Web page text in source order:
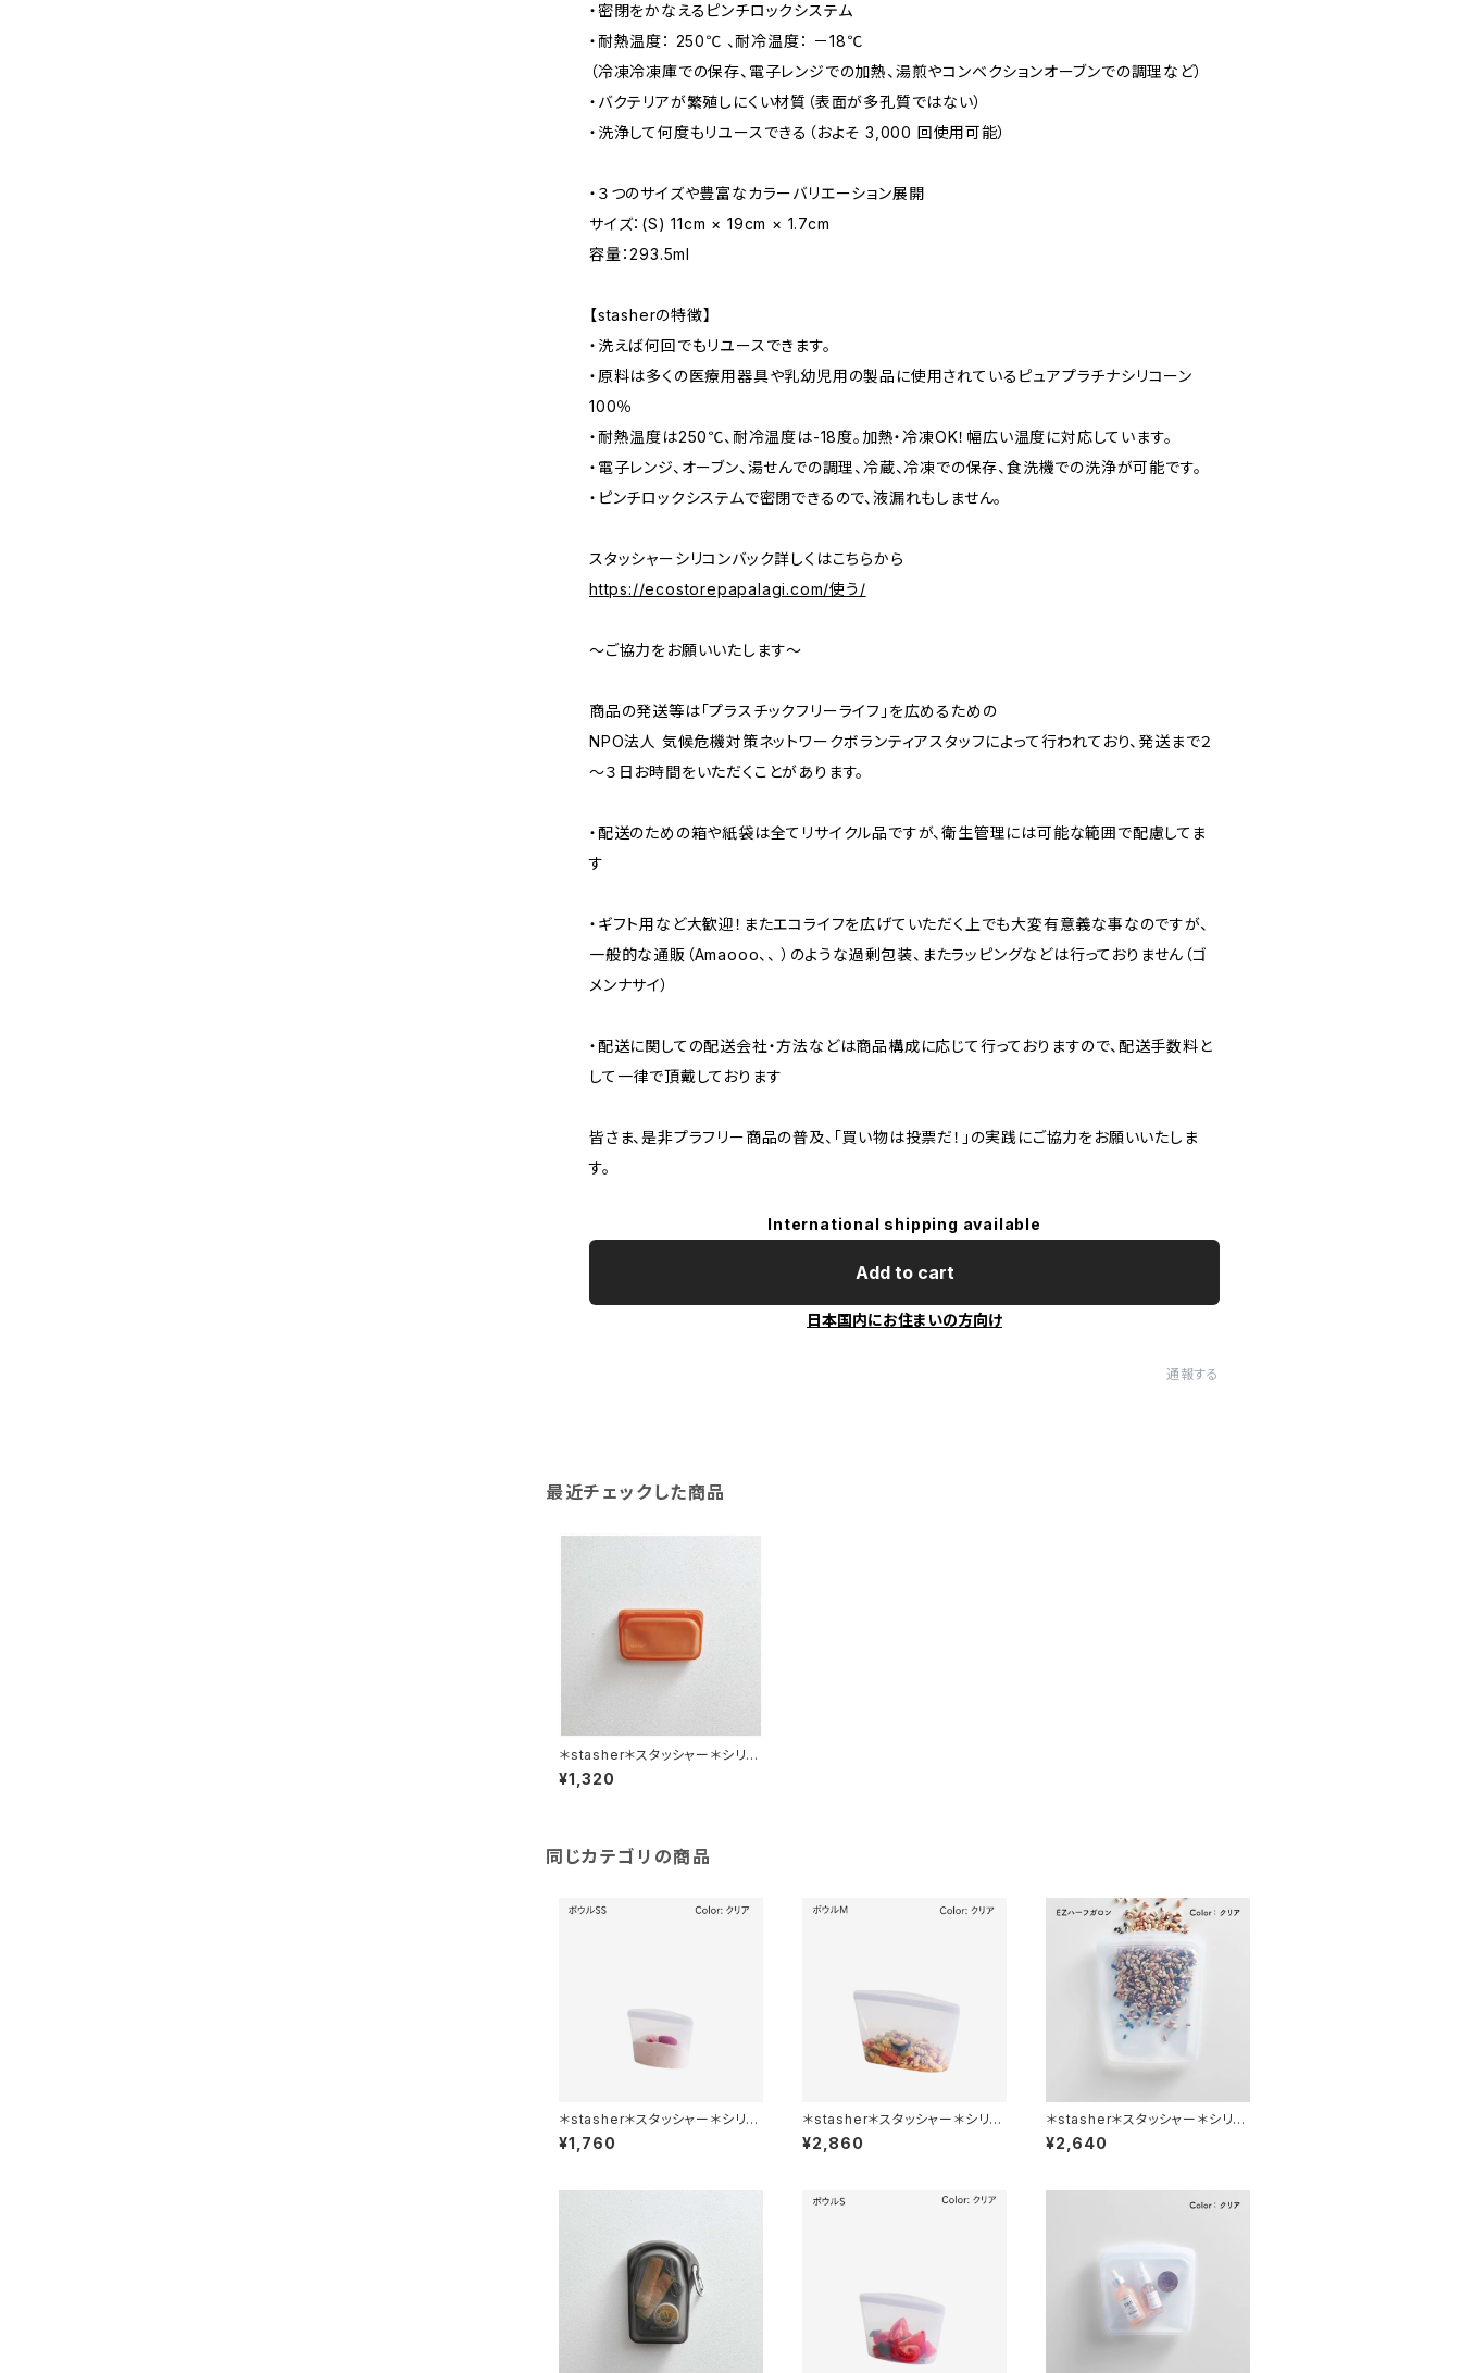
・密閉をかなえるピンチロックシステム
・耐熱温度： 250℃ 、耐冷温度： －18℃
（冷凍冷凍庫での保存、電子レンジでの加熱、湯煎やコンベクションオーブンでの調理など）
・バクテリアが繁殖しにくい材質（表面が多孔質ではない）
・洗浄して何度もリユースできる（およそ 3,000 回使用可能）
・３つのサイズや豊富なカラーバリエーション展開
サイズ：(S) 11cm × 19cm × 1.7cm
容量：293.5ml
【stasherの特徴】
・洗えば何回でもリユースできます。
・原料は多くの医療用器具や乳幼児用の製品に使用されているピュアプラチナシリコーン
100％
・耐熱温度は250℃、耐冷温度は-18度。加熱・冷凍OK！幅広い温度に対応しています。
・電子レンジ、オーブン、湯せんでの調理、冷蔵、冷凍での保存、食洗機での洗浄が可能です。
・ピンチロックシステムで密閉できるので、液漏れもしません。
スタッシャーシリコンバック詳しくはこちらから
https://ecostorepapalagi.com/使う/
～ご協力をお願いいたします～
商品の発送等は「プラスチックフリーライフ」を広めるための
NPO法人 気候危機対策ネットワークボランティアスタッフによって行われており、発送まで２
～３日お時間をいただくことがあります。
・配送のための箱や紙袋は全てリサイクル品ですが、衛生管理には可能な範囲で配慮してま
す
・ギフト用など大歓迎！またエコライフを広げていただく上でも大変有意義な事なのですが、
一般的な通販（Amaooo、、 ）のような過剰包装、またラッピングなどは行っておりません（ゴ
メンナサイ）
・配送に関しての配送会社・方法などは商品構成に応じて行っておりますので、配送手数料と
して一律で頂戴しております
皆さま、是非プラフリー商品の普及、「買い物は投票だ！」の実践にご協力をお願いいたしま
す。
International shipping available
Add to cart
日本国内にお住まいの方向け
通報する
最近チェックした商品
＊stasher＊スタッシャー＊シリコ
ンバック＊スナック（S）シトラス（オ
レンジ）
¥1,320
同じカテゴリの商品
＊stasher＊スタッシャー＊シリコ
ンバッグ＊ボウル＊SS＊1-CUP＊
全２種＊
¥1,760
＊stasher＊スタッシャー＊シリコ
ンバッグ＊ボウルM＊全2色＊4-C
UP＊
¥2,860
＊stasher＊スタッシャー＊シリコ
ンバッグ＊EZハーフガロン（L）＊
全3色＊
¥2,640